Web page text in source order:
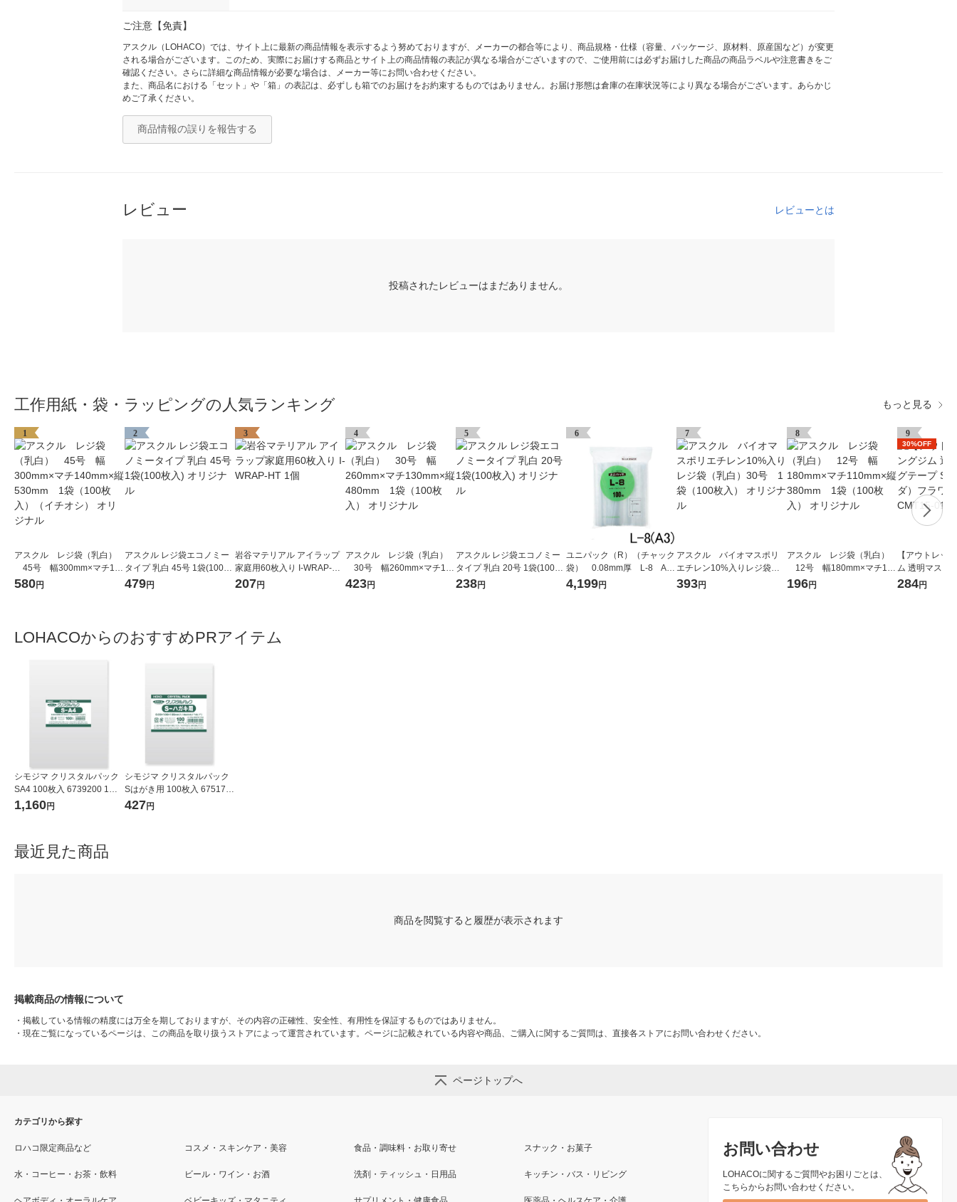
ご注意【免責】
アスクル（LOHACO）では、サイト上に最新の商品情報を表示するよう努めておりますが、メーカーの都合等により、商品規格・仕様（容量、パッケージ、原材料、原産国など）が変更
される場合がございます。このため、実際にお届けする商品とサイト上の商品情報の表記が異なる場合がございますので、ご使用前には必ずお届けした商品の商品ラベルや注意書きをご
確認ください。さらに詳細な商品情報が必要な場合は、メーカー等にお問い合わせください。
また、商品名における「セット」や「箱」の表記は、必ずしも箱でのお届けをお約束するものではありません。お届け形態は倉庫の在庫状況等により異なる場合がございます。あらかじ
めご了承ください。
商品情報の誤りを報告する
レビュー レビューとは
投稿されたレビューはまだありません。
工作用紙・袋・ラッピングの人気ランキング もっと見る
1
アスクル レジ袋（乳白）
45号 幅300mm×マチ140
mm×縦530mm 1袋（100
580円
2
アスクル レジ袋エコノミー
タイプ 乳白 45号 1袋(100枚
入) オリジナル
479円
3
岩谷マテリアル アイラップ
家庭用60枚入り I-WRAP-HT
1個
207円
4
アスクル レジ袋（乳白）
30号 幅260mm×マチ130
mm×縦480mm 1袋（100
423円
5
アスクル レジ袋エコノミー
タイプ 乳白 20号 1袋(100枚
入) オリジナル
238円
6
ユニパック（R）（チャック
袋） 0.08mm厚 L-8 A3
340×480mm 1袋（100
4,199円
7
アスクル バイオマスポリ
エチレン10%入りレジ袋
（乳白）30号 1袋（100枚
393円
8
アスクル レジ袋（乳白）
12号 幅180mm×マチ110
mm×縦380mm 1袋（100
196円
9
30%OFF
【アウトレッ
ム 透明マスキ
DA（ソーダ）
284円
LOHACOからのおすすめPRアイテム
シモジマ クリスタルパック
SA4 100枚入 6739200 1袋
(100枚入)
1,160円
シモジマ クリスタルパック
Sはがき用 100枚入 675170
0 1袋(100枚入)
427円
最近見た商品
商品を閲覧すると履歴が表示されます
掲載商品の情報について
・ 掲載している情報の精度には万全を期しておりますが、その内容の正確性、安全性、有用性を保証するものではありません。
・ 現在ご覧になっているページは、この商品を取り扱うストアによって運営されています。ページに記載されている内容や商品、ご購入に関するご質問は、直接各ストアにお問い合わせください。
ページトップへ
お問い合わせ
LOHACOに関するご質問やお困りごとは、
こちらからお問い合わせください。
カテゴリから探す
ロハコ限定商品など コスメ・スキンケア・美容 食品・調味料・お取り寄せ スナック・お菓子
水・コーヒー・お茶・飲料 ビール・ワイン・お酒 洗剤・ティッシュ・日用品 キッチン・バス・リビング